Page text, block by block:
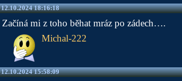
12.10.2024 18:16:18
Začíná mi z toho běhat mráz po zádech….
Michal-222
12.10.2024 15:58:09